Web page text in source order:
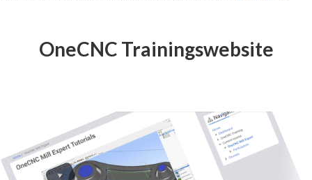
OneCNC Trainingswebsite